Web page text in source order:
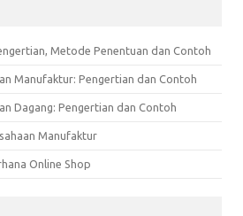
Metode Penentuan dan Contoh
Manufaktur: Pengertian dan Contoh
Dagang: Pengertian dan Contoh
Manufaktur
Online Shop